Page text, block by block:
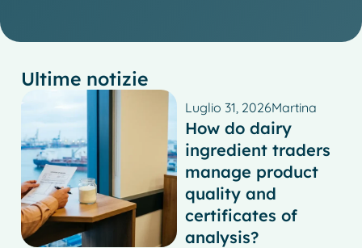
Ultime notizie
Luglio 31, 2026Martina
How do dairy
ingredient traders
manage product
quality and
certificates of
analysis?